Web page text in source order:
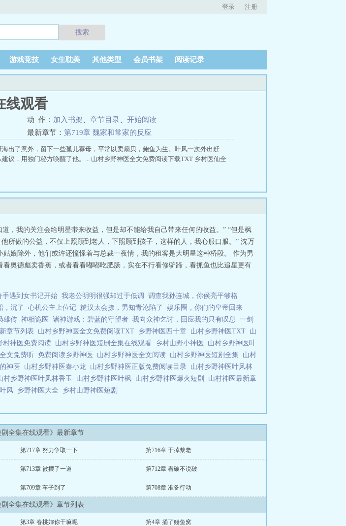
登录 注册
搜索
游戏竞技 女生耽美 其他类型 会员书架 阅读记录
线观看
动 作： 加入书架 章节目录
开始阅读
最新章节： 第719章 魏家和常家的反应
出了意外，留下一些孤儿寡母，平常以卖扇贝，鲍鱼为生。叶风一次外出赶
议，用独门秘方唤醒了他。... 山村乡野神医全文免费阅读下载TXT 乡村医仙全
，我的关注会给明星带来收益，但是却不能给我自己带来任何的收益。” “但是枫
所做的公益，不仅上照顾到老人，下照顾到孩子，这样的人，我心服口服。” 沈万
娘除外，他们或许还憧憬着与总裁一夜情，我的租客是大明星这种桥段。 作为男
奥德彪卖香蕉，或者看看嘟嘟吃肥肠，实在不行看修驴蹄，看抓鱼也比追星更有
手遇到女书记开始 我老公明明很强却过于低调
调查我孙连城，你侯亮平够格
，沉了 心机公主上位记 糙汉太会撩，男知青沦陷了
娱乐圈，你们的皇帝回来
雄传 神相诡医 诸神游戏：碧蓝的守望者 我向众神乞讨，回应我的只有叹息 一剑
章节列表 山村乡野神医全文免费阅读TXT 乡野神医四十章 山村乡野神医TXT 山
村神医免费阅读 山村乡野神医短剧全集在线观看 乡村山野小神医 山村乡野神医叶
文免费听 免费阅读乡野神医 山村乡野神医全文阅读 山村乡野神医短剧全集 山村
神医 山村乡野神医秦小龙 山村乡野神医正版免费阅读目录 山村乡野神医叶风林
村乡野神医叶凤林香玉 山村乡野神医叶枫 山村乡野神医爆火短剧 山村神医最新章
风 乡野神医大全 乡村山野神医短剧
剧全集在线观看》最新章节
第717章 努力争取一下 第716章 干掉黎老
第713章 被摆了一道 第712章 看破不说破
第709章 车子到了 第708章 准备行动
剧全集在线观看》章节列表
第3章 春桃婶你干嘛呢 第4章 捅了鳗鱼窝